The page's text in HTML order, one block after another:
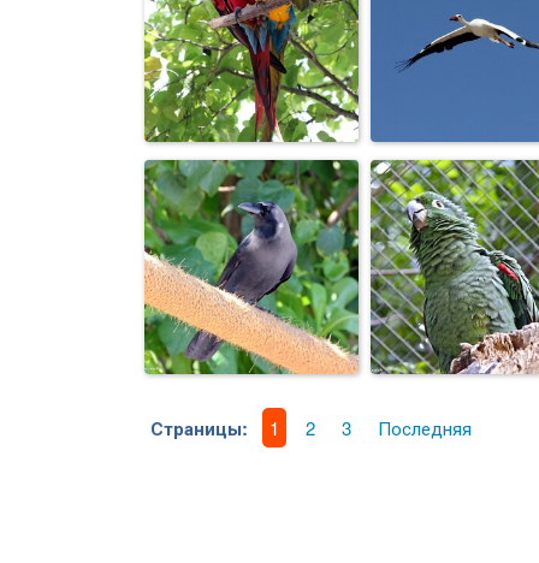
АИСТ СЧАСТЬЕ В
ДОМ ПРИНОСИТ.
Пестрая семейка.
А корзинку с
младенцем
потерял. Вот
Страницы: 1 2 3 Последняя